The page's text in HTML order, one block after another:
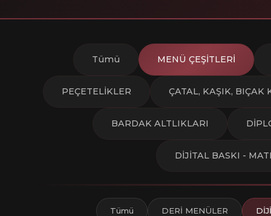
Tümü MENÜ ÇEŞİTLERİ
PEÇETELİKLER ÇATAL, KAŞIK, BIÇAK
BARDAK ALTLIKLARI
DİJİTAL BASKI -
Tümü DERİ MENÜLER